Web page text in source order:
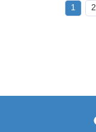
1 2